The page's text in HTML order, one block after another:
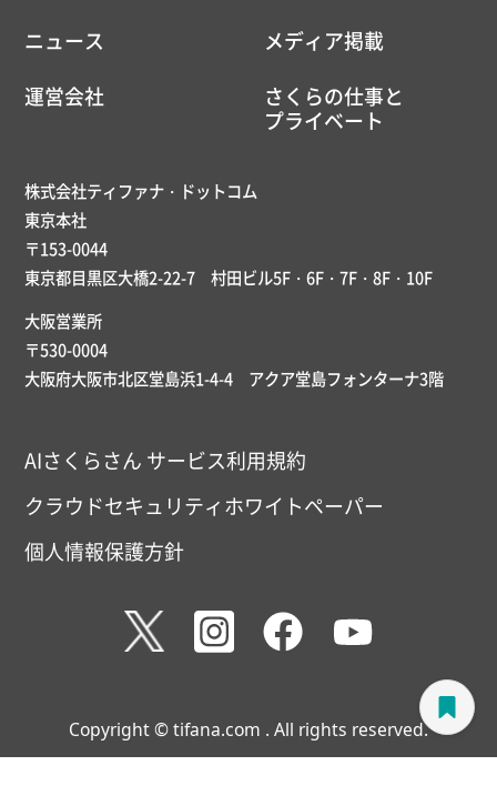
ニュース
メディア掲載
運営会社
さくらの仕事と
プライベート
株式会社ティファナ・ドットコム
東京本社
〒153-0044
東京都目黒区大橋2-22-7 村田ビル5F・6F・7F・8F・10F
大阪営業所
〒530-0004
大阪府大阪市北区堂島浜1-4-4 アクア堂島フォンターナ3階
AIさくらさん サービス利用規約
クラウドセキュリティホワイトペーパー
個人情報保護方針
Copyright © tifana.com . All rights reserved.